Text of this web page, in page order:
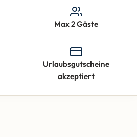
Max 2 Gäste
Urlaubsgutscheine
akzeptiert